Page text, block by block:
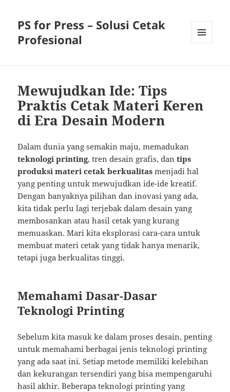
PS for Press – Solusi Cetak
Profesional
Mewujudkan Ide: Tips
Praktis Cetak Materi Keren
di Era Desain Modern
Dalam dunia yang semakin maju, memadukan
teknologi printing, tren desain grafis, dantips
produksi materi cetak berkualitas menjadi hal
yang penting untuk mewujudkan ide-ide kreatif.
Dengan banyaknya pilihan dan inovasi yang ada,
kita tidak perlu lagi terjebak dalam desain yang
membosankan atau hasil cetak yang kurang
memuaskan. Mari kita eksplorasi cara-cara untuk
membuat materi cetak yang tidak hanya menarik,
tetapi juga berkualitas tinggi.
Memahami Dasar-Dasar
Teknologi Printing
Sebelum kita masuk ke dalam proses desain, penting
untuk memahami berbagai jenis teknologi printing
yang ada saat ini. Setiap metode memiliki kelebihan
dan kekurangan tersendiri yang bisa mempengaruhi
hasil akhir. Beberapa teknologi printing yang